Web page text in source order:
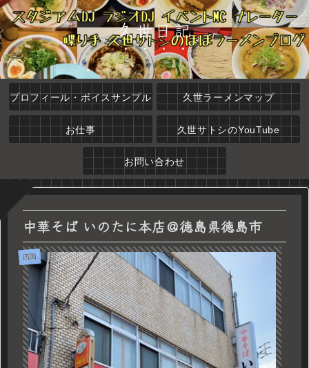
久世日記
プロフィール・ボイスサンプル 久世ラーメンマップ
お仕事 久世サトシのYouTube
お問い合わせ
中華そば いのたに本店＠徳島県徳島市
四国